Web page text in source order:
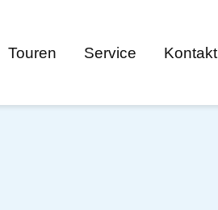
Touren Service Kontakt